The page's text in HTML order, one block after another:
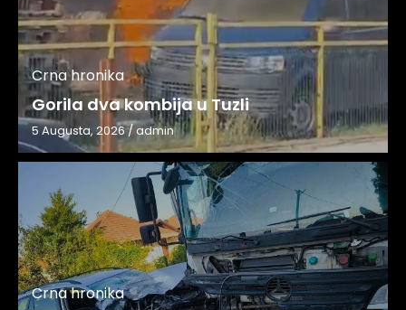
Crna hronika
Gorila dva kombija u Tuzli
5 Augusta, 2026/admin
Crna hronika